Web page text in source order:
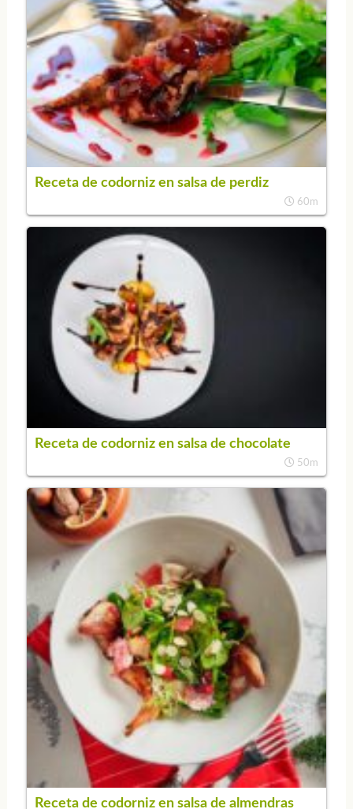
Receta de codorniz en salsa de perdiz
60m
Receta de codorniz en salsa de chocolate
50m
Receta de codorniz en salsa de almendras